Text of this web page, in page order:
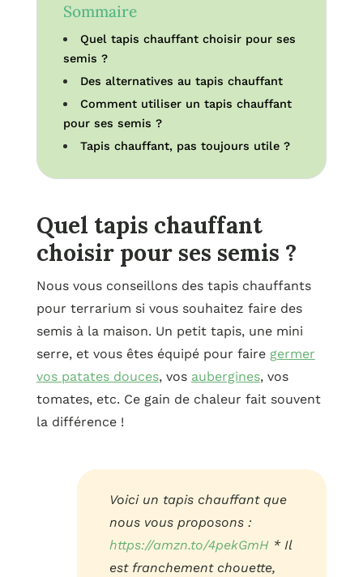
Sommaire
Quel tapis chauffant choisir pour ses
semis ?
Des alternatives au tapis chauffant
Comment utiliser un tapis chauffant
pour ses semis ?
Tapis chauffant, pas toujours utile ?
Quel tapis chauffant
choisir pour ses semis ?
Nous vous conseillons des tapis chauffants
pour terrarium si vous souhaitez faire des
semis à la maison. Un petit tapis, une mini
serre, et vous êtes équipé pour faire germer
vos patates douces, vos aubergines, vos
tomates, etc. Ce gain de chaleur fait souvent
la différence !
Voici un tapis chauffant que
nous vous proposons :
https://amzn.to/4pekGmH* Il
est franchement chouette,